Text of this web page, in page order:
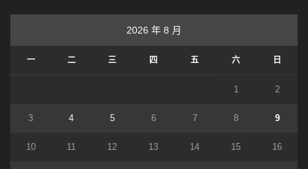
2026 年 8 月
一 二 三 四 五 六 日
1 2
3 4 5 6 7 8 9
10 11 12 13 14 15 16